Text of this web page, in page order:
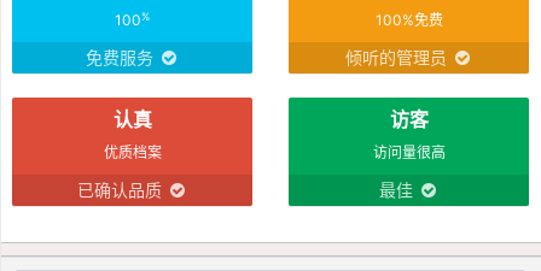
100%
免费服务
100%免费
倾听的管理员
认真
优质档案
已确认品质
访客
访问量很高
最佳